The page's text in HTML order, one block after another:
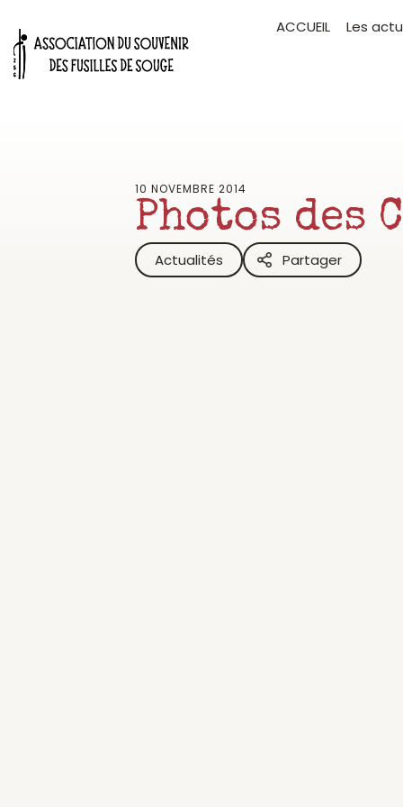
au
contenu
ACCUEIL Les
10 NOVEMBRE 2014
Photos des
Actualités Partager